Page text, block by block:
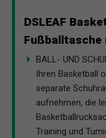
DSLEAF
Fußballtasche
BALL- UND
Ihren Basketball
separate
aufnehmen, die
Training und